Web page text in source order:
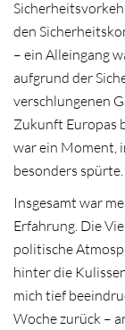
den
– ein Alleingang
aufgrund der
verschlungenen
Zukunft Europas
war ein Moment,
besonders spürte.
Insgesamt war
Erfahrung. Die
politische
hinter die
mich tief
Woche zurück –